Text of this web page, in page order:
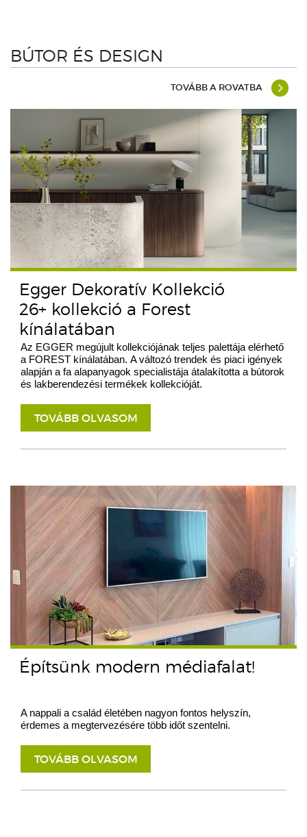
BÚTOR ÉS DESIGN
TOVÁBB A ROVATBA
Egger Dekoratív Kollekció
26+ kollekció a Forest
kínálatában
Az EGGER megújult kollekciójának teljes palettája elérhető
a FOREST kínálatában. A változó trendek és piaci igények
alapján a fa alapanyagok specialistája átalakította a bútorok
és lakberendezési termékek kollekcióját.
TOVÁBB OLVASOM
Építsünk modern médiafalat!
A nappali a család életében nagyon fontos helyszín,
érdemes a megtervezésére több időt szentelni.
TOVÁBB OLVASOM